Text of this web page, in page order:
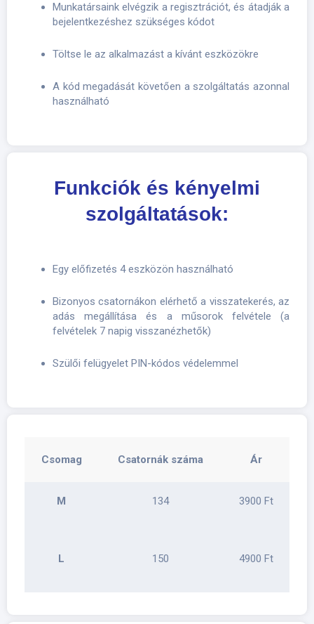
Munkatársaink elvégzik a regisztrációt, és átadják a
bejelentkezéshez szükséges kódot
Töltse le az alkalmazást a kívánt eszközökre
A kód megadását követően a szolgáltatás azonnal
használható​
Funkciók és kényelmi
szolgáltatások:
Egy előfizetés 4 eszközön használható
Bizonyos csatornákon elérhető a visszatekerés, az
adás megállítása és a műsorok felvétele (a
felvételek 7 napig visszanézhetők)
Szülői felügyelet PIN-kódos védelemmel
Csomag Csatornák száma Ár
M
L
134
150
3900 Ft
4900 Ft